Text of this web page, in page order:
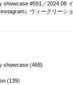
showcase #591／2024.08 イ
）ウィークリーショ
showcase(468)
(139)